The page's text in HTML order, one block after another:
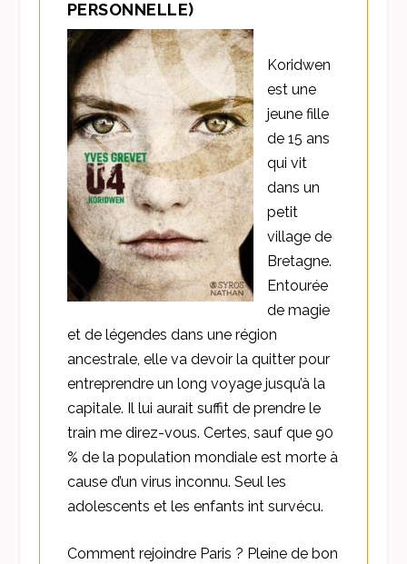
PERSONNELLE)
Koridwen
est une
jeune fille
de 15 ans
qui vit
dans un
petit
village de
Bretagne.
Entourée
de magie
et de légendes dans une région
ancestrale, elle va devoir la quitter pour
entreprendre un long voyage jusqu’à la
capitale. Il lui aurait suffit de prendre le
train me direz-vous. Certes, sauf que 90
% de la population mondiale est morte à
cause d’un virus inconnu. Seul les
adolescents et les enfants int survécu.
Comment rejoindre Paris ? Pleine de bon